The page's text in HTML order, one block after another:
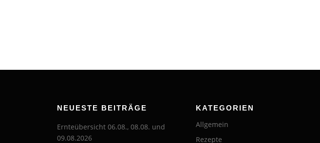
NEUESTE BEITRÄGE
Ernteübersicht 06.08., 08.08. und
09.08.2026
KATEGORIEN
Allgemein
Rezepte